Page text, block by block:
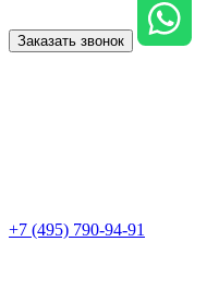
Заказать звонок
+7 (495) 790-94-91